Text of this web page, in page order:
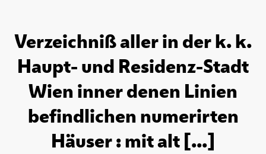
Verzeichniß aller in der k. k.
Haupt- und Residenz-Stadt
Wien inner denen Linien
befindlichen numerirten
Häuser : mit alt [...]